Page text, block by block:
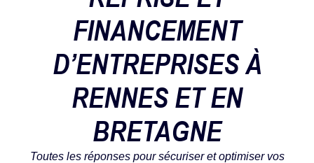
FINANCEMENT
D’ENTREPRISES À
RENNES ET EN
BRETAGNE
Toutes les réponses pour sécuriser et optimiser vos